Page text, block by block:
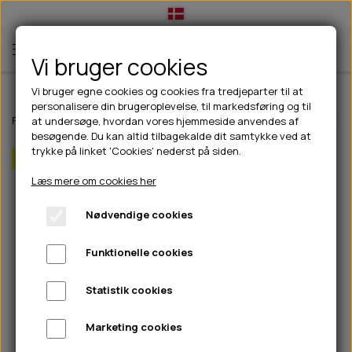
TIL HUND
💧FODER- VANDSKÅLE
CHICOPEE
GODBIDSTASKE
HALSBÅND
🦴 GODBIDDER & SNACKS
🍖 SMAGSVARIANTER
🎾 LEGETØJ
TÆNDER, ØRE, ØJE, POTER & NÆSE
🐾 UDSTYR & KOMFORT
TIL HUNDEEJER
DRIKKEFLASKER/TERMOFLASKER
HUER OG VANTER
PINEWOOD SALES
TIL KAT
TILBUD
NYHEDER
ABONNEMENT
Forside Til hunde Halsbånd, liner & seler Liner Max & Molly
Spar 20%
Vi bruger cookies
Vi bruger egne cookies og cookies fra tredjeparter til at
personalisere din brugeroplevelse, til markedsføring og til
at undersøge, hvordan vores hjemmeside anvendes af
besøgende. Du kan altid tilbagekalde dit samtykke ved at
trykke på linket 'Cookies' nederst på siden.
Læs mere om cookies her
Nødvendige cookies
Funktionelle cookies
Statistik cookies
Marketing cookies